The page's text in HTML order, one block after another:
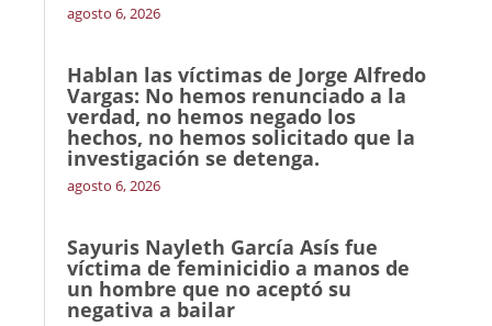
agosto 6, 2026
Hablan las víctimas de Jorge Alfredo
Vargas: No hemos renunciado a la
verdad, no hemos negado los
hechos, no hemos solicitado que la
investigación se detenga.
agosto 6, 2026
Sayuris Nayleth García Asís fue
víctima de feminicidio a manos de
un hombre que no aceptó su
negativa a bailar